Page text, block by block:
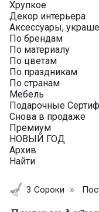
Хрупкое
Декор интерьера
Аксессуары,
По брендам
По материалу
По цветам
По праздникам
По странам
Мебель
Подарочные
Снова в продаже
Премиум
НОВЫЙ ГОД
Архив
Найти
3 Сороки